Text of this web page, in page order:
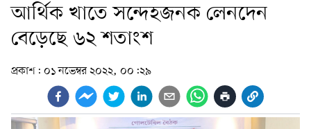
আর্থিক খাতে সন্দেহজনক লেনদেন
বেড়েছে ৬২ শতাংশ
প্রকাশ: ০১ নভেম্বর ২০২২, ০০:২৯